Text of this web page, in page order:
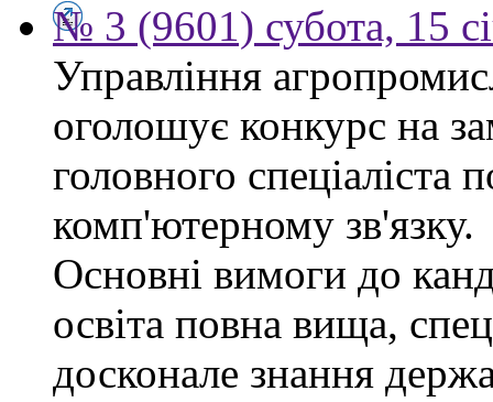
№ 3 (9601) субота, 15
Управління
оголошує конкурс на
головного спеціаліста
комп'ютерному зв'язку.
Основні вимоги до
освіта повна вища,
досконале знання